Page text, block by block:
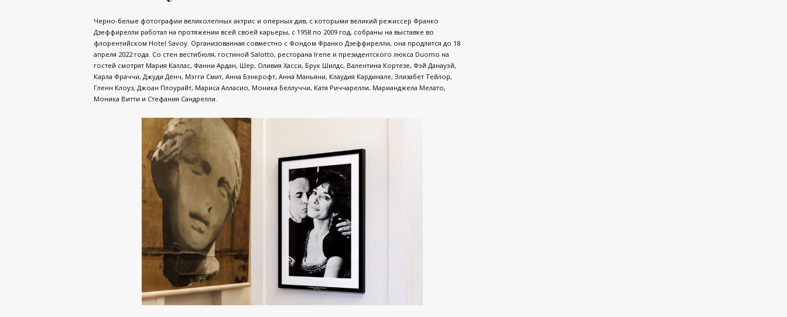
Черно-белые фотографии великолепных актрис и оперных див, с которыми великий режиссер Франко
Дзеффирелли работал на протяжении всей своей карьеры, с 1958 по 2009 год, собраны на выставке во
флорентийском Hotel Savoy. Организованная совместно с Фондом Франко Дзеффирелли, она продлится до 18
апреля 2022 года. Со стен вестибюля, гостиной Salotto, ресторана Irene и президентского люкса Duomo на
гостей смотрят Мария Каллас, Фанни Ардан, Шер, Оливия Хасси, Брук Шилдс, Валентина Кортезе, Фэй Данауэй,
Карла Фраччи, Джуди Денч, Мэгги Смит, Анна Бэнкрофт, Анна Маньяни, Клаудия Кардинале, Элизабет Тейлор,
Гленн Клоуз, Джоан Плоурайт, Мариса Алласио, Моника Беллуччи, Катя Риччарелли, Марианджела Мелато,
Моника Витти и Стефания Сандрелли.